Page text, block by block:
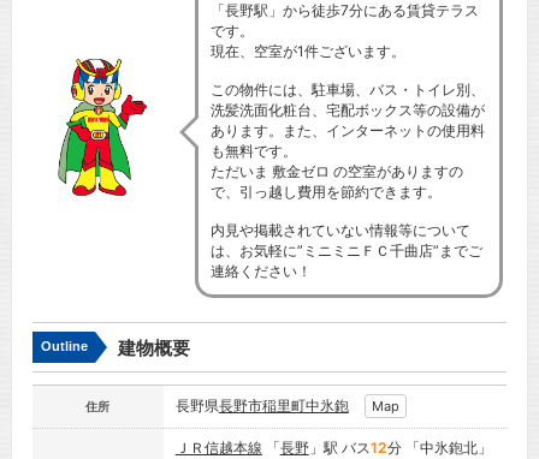
「長野駅」から徒歩7分にある賃貸テラス
です。
現在、空室が1件ございます。
この物件には、駐車場、バス・トイレ別、
洗髪洗面化粧台、宅配ボックス等の設備が
あります。また、インターネットの使用料
も無料です。
ただいま 敷金ゼロ の空室がありますの
で、引っ越し費用を節約できます。
内見や掲載されていない情報等について
は、お気軽に”ミニミニＦＣ千曲店”までご
連絡ください！
Outline 建物概要
住所 長野県長野市稲里町中氷鉋 Map
ＪＲ信越本線 「長野」駅 バス12分 「中氷鉋北」